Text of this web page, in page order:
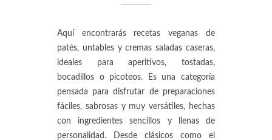
Aquí encontrarás recetas veganas de
patés, untables y cremas saladas caseras,
ideales para aperitivos, tostadas,
bocadillos o picoteos. Es una categoría
pensada para disfrutar de preparaciones
fáciles, sabrosas y muy versátiles, hechas
con ingredientes sencillos y llenas de
personalidad. Desde clásicos como el